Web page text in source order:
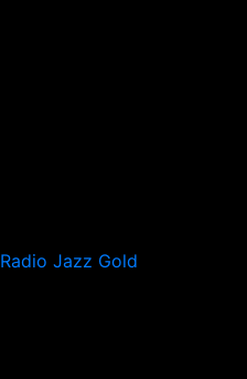
Radio Jazz Gold